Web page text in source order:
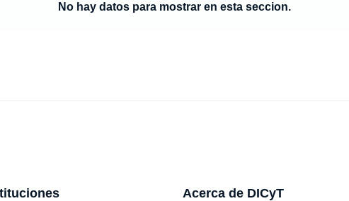
No hay datos para mostrar en esta seccion.
Acerca de DICyT